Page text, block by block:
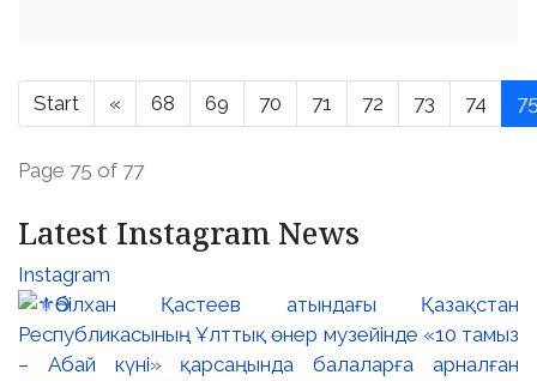
Start « 68 69 70 71 72 73 74
Page 75 of 77
Latest Instagram News
Instagram